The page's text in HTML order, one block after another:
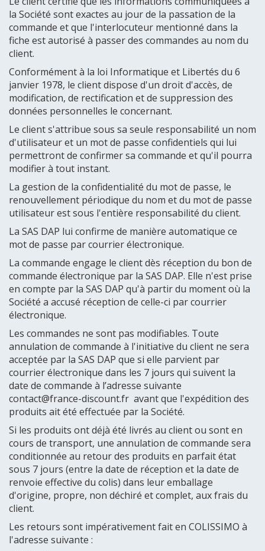
la Société sont exactes au jour de la passation de la
commande et que l'interlocuteur mentionné dans la
fiche est autorisé à passer des commandes au nom du
client.
Conformément à la loi Informatique et Libertés du 6
janvier 1978, le client dispose d'un droit d'accès, de
modification, de rectification et de suppression des
données personnelles le concernant.
Le client s'attribue sous sa seule responsabilité un nom
d'utilisateur et un mot de passe confidentiels qui lui
permettront de confirmer sa commande et qu'il pourra
modifier à tout instant.
La gestion de la confidentialité du mot de passe, le
renouvellement périodique du nom et du mot de passe
utilisateur est sous l'entière responsabilité du client.
La SAS DAP lui confirme de manière automatique ce
mot de passe par courrier électronique.
La commande engage le client dès réception du bon de
commande électronique par la SAS DAP. Elle n'est prise
en compte par la SAS DAP qu'à partir du moment où la
Société a accusé réception de celle-ci par courrier
électronique.
Les commandes ne sont pas modifiables. Toute
annulation de commande à l'initiative du client ne sera
acceptée par la SAS DAP que si elle parvient par
courrier électronique dans les 7 jours qui suivent la
date de commande à l’adresse suivante
contact@france-discount.fr avant que l'expédition des
produits ait été effectuée par la Société.
Si les produits ont déjà été livrés au client ou sont en
cours de transport, une annulation de commande sera
conditionnée au retour des produits en parfait état
sous 7 jours (entre la date de réception et la date de
renvoie effective du colis) dans leur emballage
d'origine, propre, non déchiré et complet, aux frais du
client.
Les retours sont impérativement fait en COLISSIMO à
l'adresse suivante :